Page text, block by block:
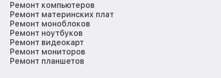
Ремонт компьютеров
Ремонт материнских плат
Ремонт моноблоков
Ремонт ноутбуков
Ремонт видеокарт
Ремонт мониторов
Ремонт планшетов